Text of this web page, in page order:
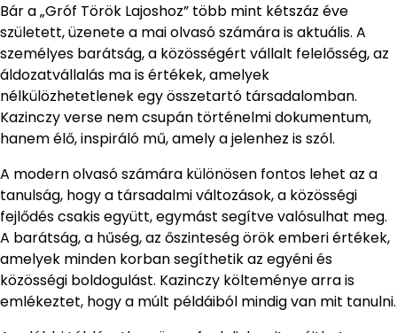
Bár a „Gróf Török Lajoshoz” több mint kétszáz éve
született, üzenete a mai olvasó számára is aktuális. A
személyes barátság, a közösségért vállalt felelősség, az
áldozatvállalás ma is értékek, amelyek
nélkülözhetetlenek egy összetartó társadalomban.
Kazinczy verse nem csupán történelmi dokumentum,
hanem élő, inspiráló mű, amely a jelenhez is szól.
A modern olvasó számára különösen fontos lehet az a
tanulság, hogy a társadalmi változások, a közösségi
fejlődés csakis együtt, egymást segítve valósulhat meg.
A barátság, a hűség, az őszinteség örök emberi értékek,
amelyek minden korban segíthetik az egyéni és
közösségi boldogulást. Kazinczy költeménye arra is
emlékeztet, hogy a múlt példáiból mindig van mit tanulni.